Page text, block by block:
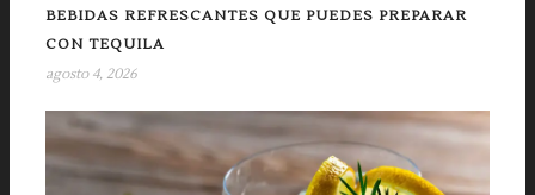
BEBIDAS REFRESCANTES QUE PUEDES PREPARAR
CON TEQUILA
agosto 4, 2026